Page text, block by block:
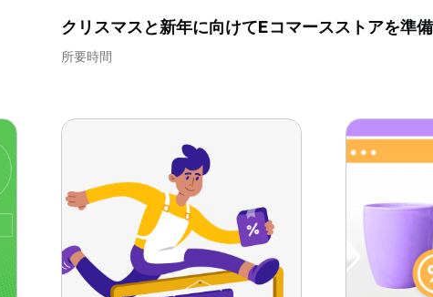
クリスマスと新年に向けてEコマースストアを準
所要時間